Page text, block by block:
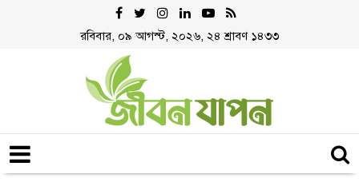
রবিবার, ০৯ আগস্ট, ২০২৬, ২৪ শ্রাবণ ১৪৩৩